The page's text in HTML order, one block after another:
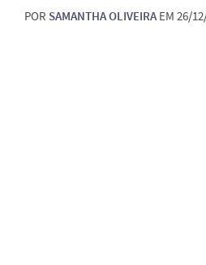
POR SAMANTHA OLIVEIRAEM 26/